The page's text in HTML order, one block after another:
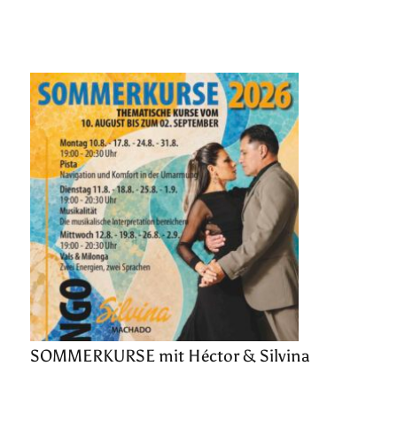
SOMMERKURSE mit Héctor & Silvina